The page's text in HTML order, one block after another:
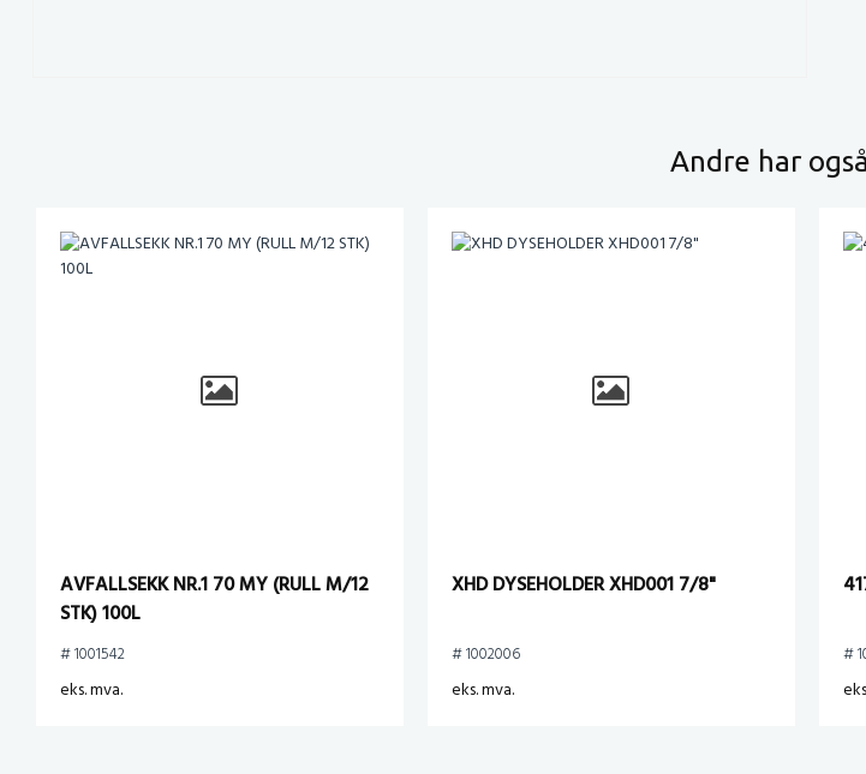
Andre har
AVFALLSEKK NR.1 70 MY (RULL M/12
STK) 100L
# 1001542
eks. mva.
XHD DYSEHOLDER XHD001 7/8"
# 1002006
eks. mva.
#